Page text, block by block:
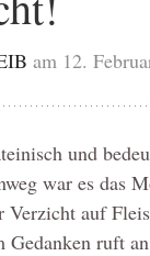
am 12.
und
war es das
Verzicht auf
Gedanken ruft